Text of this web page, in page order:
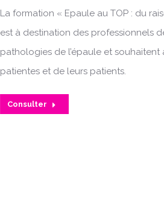
La formation « Epaule au TOP : du
est à destination des professionnels
pathologies de l’épaule et
patientes et de leurs patients.
Consulter